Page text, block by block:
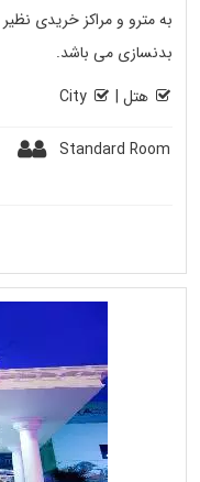
به مترو و مراکز خریدی
بدنسازی می باشد.
هتل |
Standard Room